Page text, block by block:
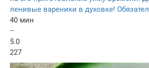
ленивые вареники в духовке!
40 мин
–
5.0
227